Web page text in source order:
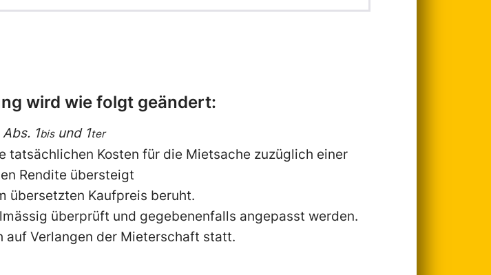
wird wie folgt geändert:
1bisund 1ter
Kosten für die Mietsache zuzüglich einer
Rendite übersteigt
übersetzten Kaufpreis beruht.
überprüft und gegebenenfalls angepasst werden.
auf Verlangen der Mieterschaft statt.